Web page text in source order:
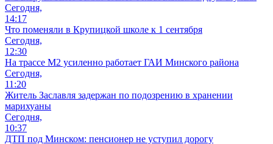
Сегодня,
14:17
Что поменяли в Крупицкой школе к 1 сентября
Сегодня,
12:30
На трассе М2 усиленно работает ГАИ Минского района
Сегодня,
11:20
Житель Заславля задержан по подозрению в хранении
марихуаны
Сегодня,
10:37
ДТП под Минском: пенсионер не уступил дорогу